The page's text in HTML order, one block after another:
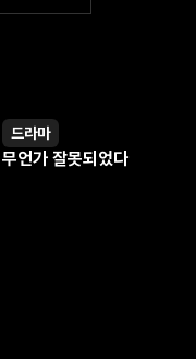
영상
드라마
무언가 잘못되었다